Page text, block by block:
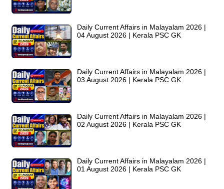
Daily Current Affairs in Malayalam 2026 |
04 August 2026 | Kerala PSC GK
Daily Current Affairs in Malayalam 2026 |
03 August 2026 | Kerala PSC GK
Daily Current Affairs in Malayalam 2026 |
02 August 2026 | Kerala PSC GK
Daily Current Affairs in Malayalam 2026 |
01 August 2026 | Kerala PSC GK